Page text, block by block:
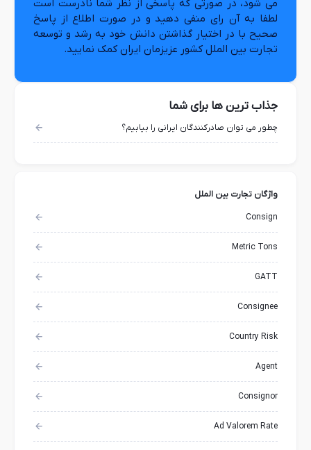
می شود، در صورتی که پاسخی از نظر شما نادرست است
لطفا به آن رای منفی دهید و در صورت اطلاع از پاسخ
صحیح با در اختیار گذاشتن دانش خود به رشد و توسعه
تجارت بین الملل کشور عزیزمان ایران کمک نمایید.
جذاب ترین ها برای شما
چطور می توان صادرکنندگان ایرانی را بیابیم؟
واژگان تجارت بین الملل
Consign
Metric Tons
GATT
Consignee
Country Risk
Agent
Consignor
Ad Valorem Rate